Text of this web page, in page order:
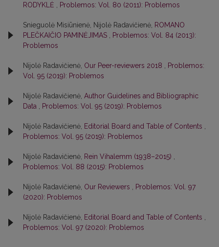
RODYKLĖ
Problemos: Vol. 80 (2011): Problemos
Snieguolė Misiūnienė, Nijolė Radavičienė, ROMANO
PLEČKAIČIO PAMINĖJIMAS
Problemos: Vol. 84 (2013):
Problemos
Nijolė Radavičienė, Our Peer-reviewers 2018
Problemos:
Vol. 95 (2019): Problemos
Nijolė Radavičienė, Author Guidelines and Bibliographic
Data
Problemos: Vol. 95 (2019): Problemos
Nijolė Radavičienė, Editorial Board and Table of Contents
Problemos: Vol. 95 (2019): Problemos
Nijolė Radavičienė, Rein Vihalemm (1938–2015)
Problemos: Vol. 88 (2015): Problemos
Nijolė Radavičienė, Our Reviewers
Problemos: Vol. 97
(2020): Problemos
Nijolė Radavičienė, Editorial Board and Table of Contents
Problemos: Vol. 97 (2020): Problemos